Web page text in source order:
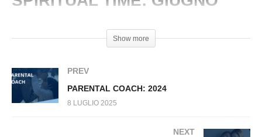
PARENTAL COACH: MAGGIO
Show more
PREV
PARENTAL COACH: 2024
8 LUGLIO 2025
NEXT